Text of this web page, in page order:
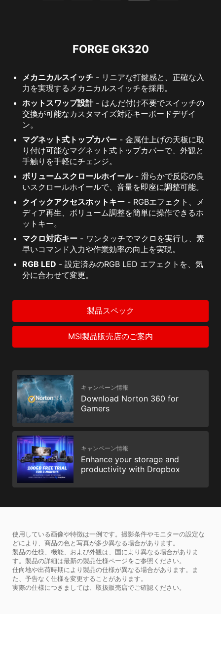
FORGE GK320
メカニカルスイッチ - リニアな打鍵感と、正確な入
力を実現するメカニカルスイッチを採用。
ホットスワップ設計- はんだ付け不要でスイッチの
交換が可能なカスタマイズ対応キーボードデザイ
ン。
マグネット式トップカバー - 金属仕上げの天板に取
り付け可能なマグネット式トップカバーで、外観と
手触りを手軽にチェンジ。
ボリュームスクロールホイール- 滑らかで反応の良
いスクロールホイールで、音量を即座に調整可能。
クイックアクセスホットキー - RGBエフェクト、メ
ディア再生、ボリューム調整を簡単に操作できるホ
ットキー。
マクロ対応キー - ワンタッチでマクロを実行し、素
早いコマンド入力や作業効率の向上を実現。
RGB LED - 設定済みのRGB LED エフェクトを、気
分に合わせて変更。
製品スペック
MSI製品販売店のご案内
キャンペーン情報
Download Norton 360 for
Gamers
キャンペーン情報
Enhance your storage and
productivity with Dropbox
使用している画像や特徴は一例です。撮影条件やモニターの設定な
どにより、商品の色と写真が多少異なる場合があります。
製品の仕様、機能、および外観は、国により異なる場合がありま
す。製品の詳細は最新の製品仕様ページをご参照ください。
仕向地や出荷時期により製品の仕様が異なる場合があります。ま
た、予告なく仕様を変更することがあります。
実際の仕様につきましては、取扱販売店でご確認ください。